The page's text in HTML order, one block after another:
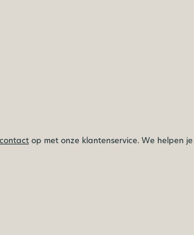
contactop met onze klantenservice. We helpen